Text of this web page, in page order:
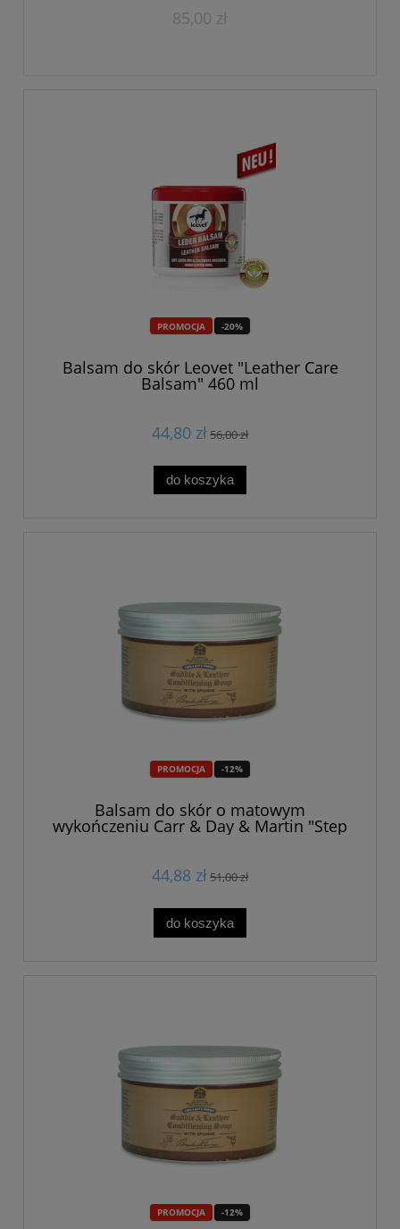
85,00 zł
PROMOCJA -20%
Balsam do skór Leovet "Leather Care
Balsam" 460 ml
44,80 zł56,00 zł
do koszyka
PROMOCJA -12%
Balsam do skór o matowym
wykończeniu Carr & Day & Martin "Step
2" 250ml
44,88 zł51,00 zł
do koszyka
PROMOCJA -12%